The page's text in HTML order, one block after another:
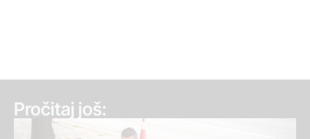
Pročitaj još: